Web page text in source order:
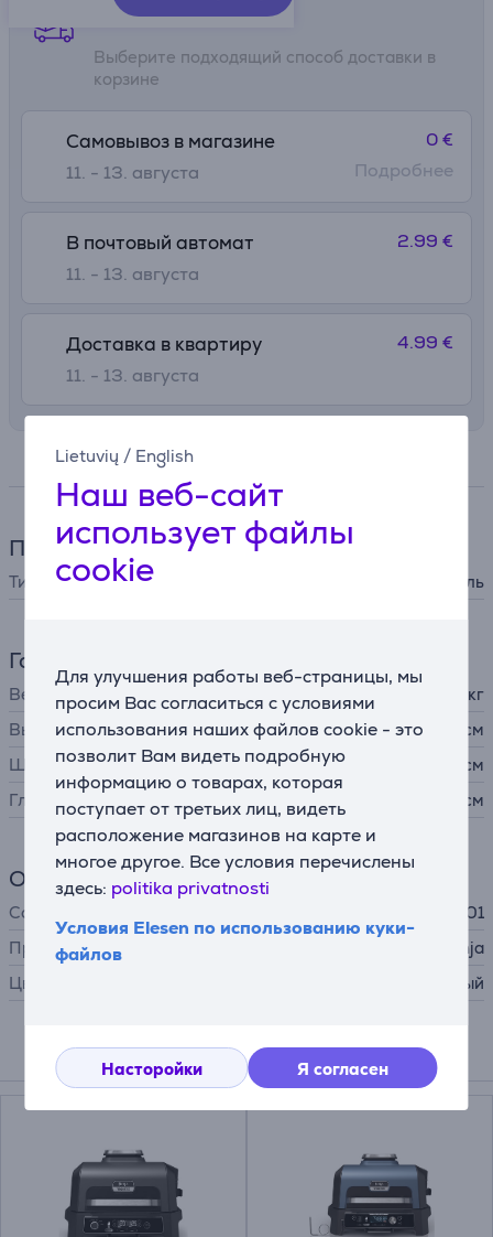
Lietuvių / English
Наш веб-сайт
использует файлы
cookie
Для улучшения работы веб-страницы, мы
просим Вас согласиться с условиями
использования наших файлов cookie - это
позволит Вам видеть подробную
информацию о товарах, которая
поступает от третьих лиц, видеть
расположение магазинов на карте и
многое другое. Все условия перечислены
здесь: politika privatnosti
Условия Elesen по использованию куки-
файлов
Насторойки Я согласен
Способы доставки
Выберите подходящий способ доставки в
корзине
Самовывоз в магазине
11. - 13. августа
0 €
Подробнее
В почтовый автомат
11. - 13. августа
2.99 €
Доставка в квартиру
11. - 13. августа
4.99 €
Спецификация
Принадлежности
Тип принадлежности гриль
Габариты
Вес
1,4 кг
Высота
4,3 см
Ширина
45 см
Глубина
31 см
Общий параметр
Совместимость
OG850 / OG901
Производитель
Ninja
Цвет
черный
Подходящие товары